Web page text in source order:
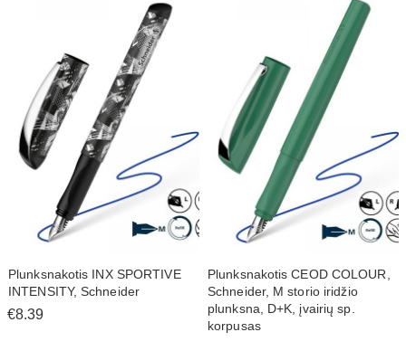
Plunksnakotis INX SPORTIVE
INTENSITY, Schneider
€8.39
Plunksnakotis CEOD COLOUR,
Schneider, M storio iridžio
plunksna, D+K, įvairių sp.
korpusas